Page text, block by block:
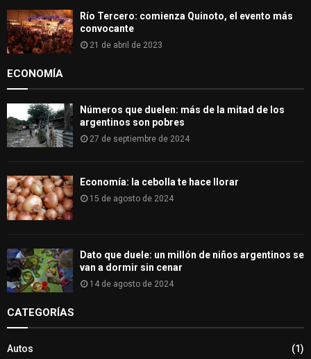
Río Tercero: comienza Quinoto, el evento más
convocante
21 de abril de 2023
ECONOMÍA
Números que duelen: más de la mitad de los
argentinos son pobres
27 de septiembre de 2024
Economía: la cebolla te hace llorar
15 de agosto de 2024
Dato que duele: un millón de niños argentinos se
van a dormir sin cenar
14 de agosto de 2024
CATEGORÍAS
Autos
(1)